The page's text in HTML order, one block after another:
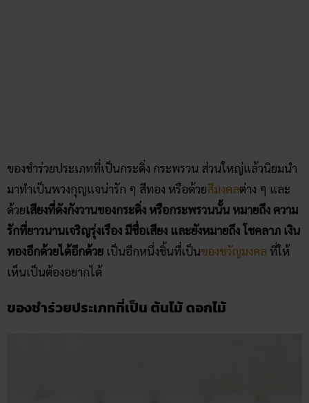
ของชำร่วยประเภทที่เป็นกระดิ่ง กระพรวน ส่วนใหญ่แล้วนิยมนำ
มาทำเป็นพวงกุญแจน่ารัก ๆ สีทอง หรือด้วยสีมงคลต่าง ๆ และ
ด้วยเสียงที่ดังกังวานของกระดิ่ง หรือกระพรวนนั้น หมายถึง ความ
รักที่ยาวนานเจริญรุ่งเรือง มีชื่อเสียง และยังหมายถึง โชคลาภ เงิน
ทองอีกด้วยได้อีกด้วย เป็นอีกหนึ่งชิ้นที่เป็นของขวัญมงคล ที่ให้
เห็นเป็นต้องอยากได้
ของชำร่วยประเภทที่เป็น ต้นไม้ ดอกไม้